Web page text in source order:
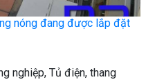
nóng đang được lắp đặt
nghiệp, Tủ điện, thang